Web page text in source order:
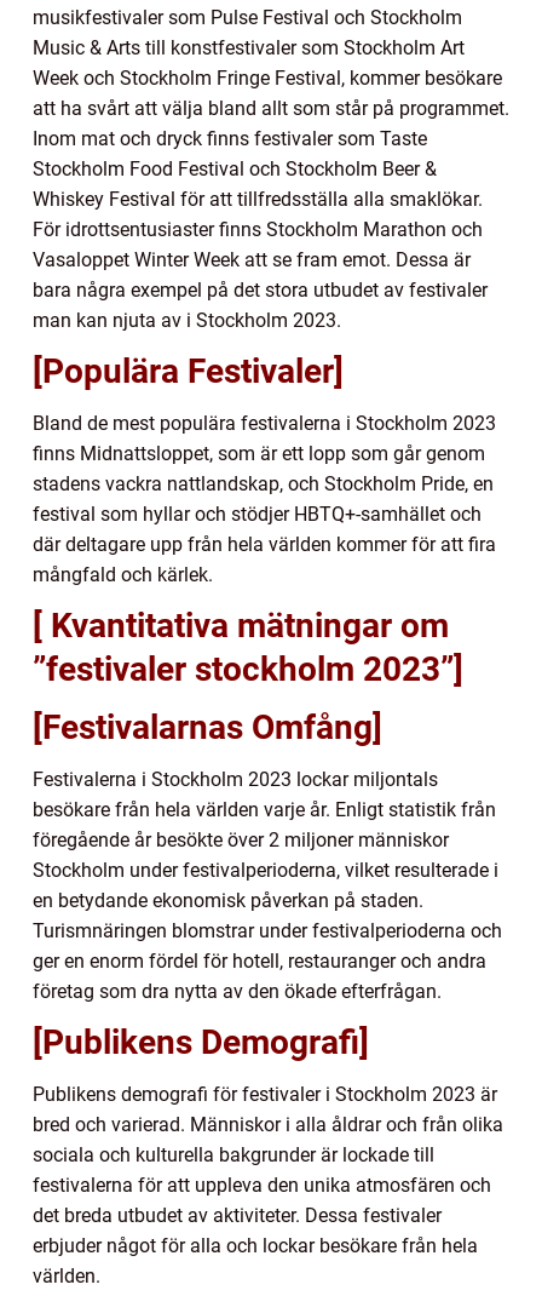
musikfestivaler som Pulse Festival och Stockholm
Music & Arts till konstfestivaler som Stockholm Art
Week och Stockholm Fringe Festival, kommer besökare
att ha svårt att välja bland allt som står på programmet.
Inom mat och dryck finns festivaler som Taste
Stockholm Food Festival och Stockholm Beer &
Whiskey Festival för att tillfredsställa alla smaklökar.
För idrottsentusiaster finns Stockholm Marathon och
Vasaloppet Winter Week att se fram emot. Dessa är
bara några exempel på det stora utbudet av festivaler
man kan njuta av i Stockholm 2023.
[Populära Festivaler]
Bland de mest populära festivalerna i Stockholm 2023
finns Midnattsloppet, som är ett lopp som går genom
stadens vackra nattlandskap, och Stockholm Pride, en
festival som hyllar och stödjer HBTQ+-samhället och
där deltagare upp från hela världen kommer för att fira
mångfald och kärlek.
[ Kvantitativa mätningar om
”festivaler stockholm 2023”]
[Festivalarnas Omfång]
Festivalerna i Stockholm 2023 lockar miljontals
besökare från hela världen varje år. Enligt statistik från
föregående år besökte över 2 miljoner människor
Stockholm under festivalperioderna, vilket resulterade i
en betydande ekonomisk påverkan på staden.
Turismnäringen blomstrar under festivalperioderna och
ger en enorm fördel för hotell, restauranger och andra
företag som dra nytta av den ökade efterfrågan.
[Publikens Demografi]
Publikens demografi för festivaler i Stockholm 2023 är
bred och varierad. Människor i alla åldrar och från olika
sociala och kulturella bakgrunder är lockade till
festivalerna för att uppleva den unika atmosfären och
det breda utbudet av aktiviteter. Dessa festivaler
erbjuder något för alla och lockar besökare från hela
världen.